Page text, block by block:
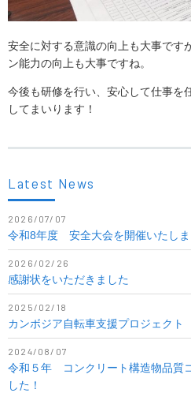
安全に対する意識の向上も大事です
ン能力の向上も大事ですね。
今後も研修を行い、安心して仕事を
してまいります！
Latest News
2026/07/07
令和8年度 安全大会を開催いたしま
2026/02/26
感謝状をいただきました
2025/02/18
カンボジア自転車支援プロジェク
2024/08/07
令和５年 コンクリート構造物品質
した！